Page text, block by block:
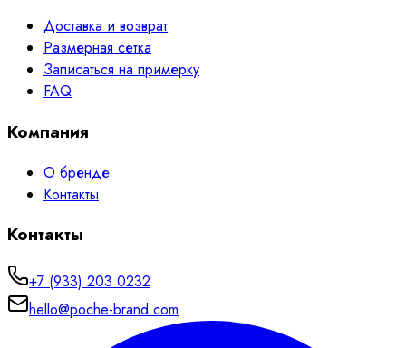
Доставка и возврат
Размерная сетка
Записаться на примерку
FAQ
Компания
О бренде
Контакты
Контакты
+7 (933) 203 0232
hello@poche-brand.com